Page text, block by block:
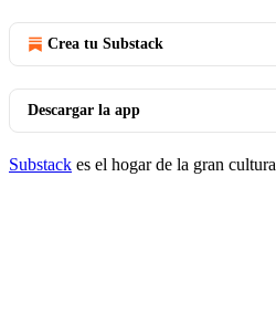
Crea tu Substack
Descargar la app
Substack es el hogar de la gran cultura